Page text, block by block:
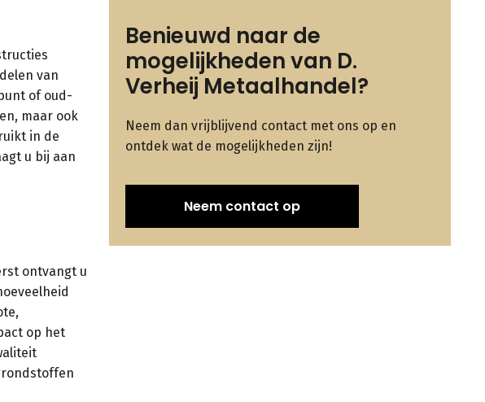
van
of oud-
maar ook
in de
u bij aan
ontvangt u
op het
Benieuwd naar de
mogelijkheden van D.
Verheij Metaalhandel?
Neem dan vrijblijvend contact met ons op en
ontdek wat de mogelijkheden zijn!
Neem contact op